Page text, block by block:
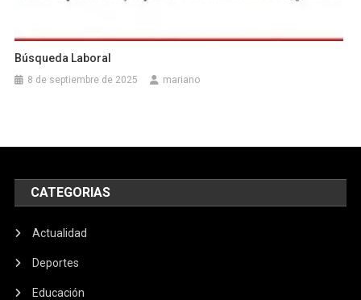
Búsqueda Laboral
8 de septiembre de 2025 mariano
CATEGORIAS
Actualidad
Deportes
Educación